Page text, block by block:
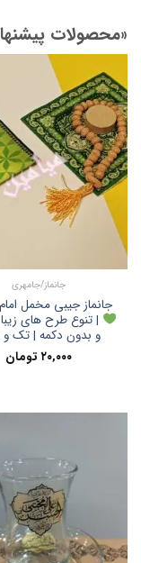
«محصولات
جانماز/جامهری
جانماز جیبی مخمل
| تنوع طرح های
و بدون دکمه | تک و
۲۰,۰۰۰ تومان